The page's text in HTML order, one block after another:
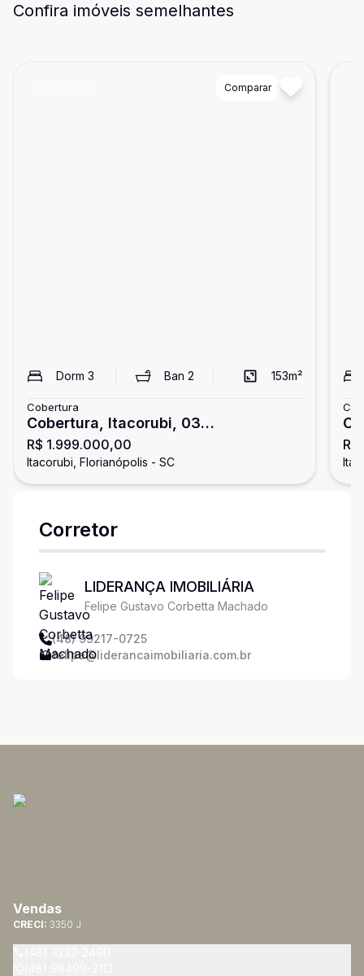
Confira imóveis semelhantes
Comparar
Dorm 3 Ban2 153m²
Cobertura
Cobertura, Itacorubi, 03
Dormitórios/01 Suíte
R$ 1.999.000,00
Itacorubi, Florianópolis - SC
Corretor
LIDERANÇA IMOBILIÁRIA
Felipe Gustavo Corbetta Machado
(48) 99217-0725
felipe@liderancaimobiliaria.com.br
Vendas
CRECI: 3350 J